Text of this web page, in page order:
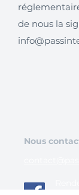
de nous la
Nous